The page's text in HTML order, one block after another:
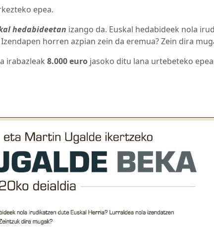
epea.
hedabideetan izango da. Euskal hedabideek nola
horren azpian zein da eremua? Zein dira
irabazleak 8.000 euro jasoko ditu lana urtebeteko